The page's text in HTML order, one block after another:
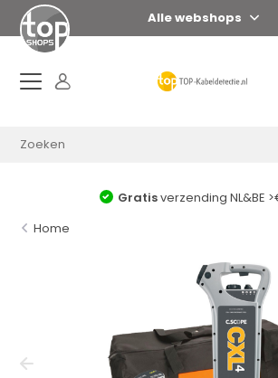
Alle webshops
Gratisverzending NL&BE
Home